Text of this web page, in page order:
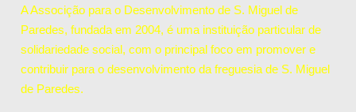
A Associção para o Desenvolvimento de S. Miguel de
Paredes, fundada em 2004, é uma instituição particular de
solidariedade social, com o principal foco em promover e
contribuir para o desenvolvimento da freguesia de S. Miguel
de Paredes.